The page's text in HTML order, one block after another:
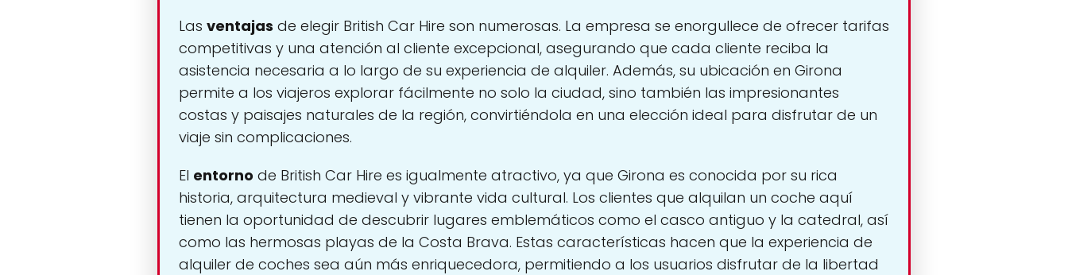
Las ventajas de elegir British Car Hire son numerosas. La empresa se enorgullece de ofrecer tarifas
competitivas y una atención al cliente excepcional, asegurando que cada cliente reciba la
asistencia necesaria a lo largo de su experiencia de alquiler. Además, su ubicación en Girona
permite a los viajeros explorar fácilmente no solo la ciudad, sino también las impresionantes
costas y paisajes naturales de la región, convirtiéndola en una elección ideal para disfrutar de un
viaje sin complicaciones.
El entorno de British Car Hire es igualmente atractivo, ya que Girona es conocida por su rica
historia, arquitectura medieval y vibrante vida cultural. Los clientes que alquilan un coche aquí
tienen la oportunidad de descubrir lugares emblemáticos como el casco antiguo y la catedral, así
como las hermosas playas de la Costa Brava. Estas características hacen que la experiencia de
alquiler de coches sea aún más enriquecedora, permitiendo a los usuarios disfrutar de la libertad